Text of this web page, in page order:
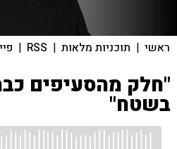
ראשי | תוכניות מלאות |
RSS
|
"חלק מהסעיפים
בשטח"